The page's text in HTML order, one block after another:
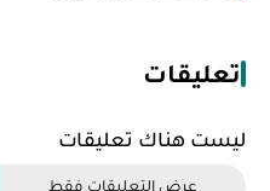
تعليقات
ليست هناك تعليقات
عرض التعليقات فقط